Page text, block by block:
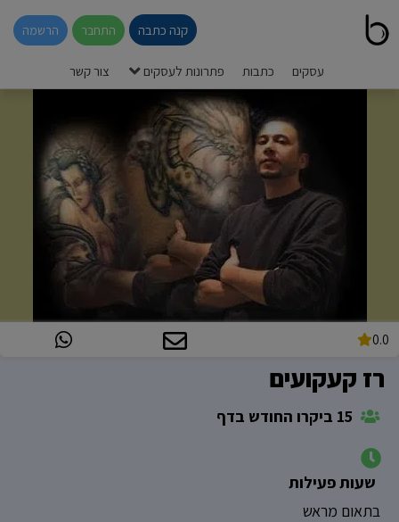
קנה כתבה התחבר הרשמה
עסקים כתבות פתרונות לעסקים צור קשר
0.0
רז קעקועים
שעות פעילות
בתאום מראש